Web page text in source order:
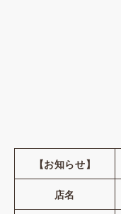
【お知らせ】
店名